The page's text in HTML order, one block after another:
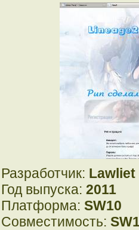
Разработчик: Lawliet
Год выпуска: 2011
Платформа: SW10
Совместимость: